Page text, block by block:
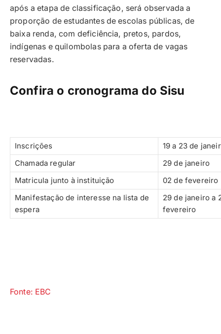
após a etapa de classificação, será observada a
proporção de estudantes de escolas públicas, de
baixa renda, com deficiência, pretos, pardos,
indígenas e quilombolas para a oferta de vagas
reservadas.
Confira o cronograma do Sisu
Inscrições
19 a 23 de
Chamada regular
29 de janeiro
Matricula junto à instituição
02 de fevereiro
Manifestação de interesse na lista de
espera
29 de janeiro a
fevereiro
Fonte: EBC